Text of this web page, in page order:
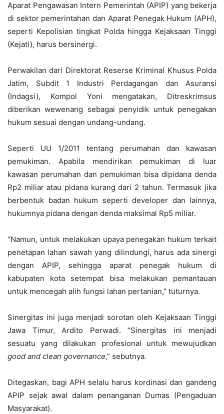
Aparat Pengawasan Intern Pemerintah (APIP) yang bekerja
di sektor pemerintahan dan Aparat Penegak Hukum (APH),
seperti Kepolisian tingkat Polda hingga Kejaksaan Tinggi
(Kejati), harus bersinergi.
Perwakilan dari Direktorat Reserse Kriminal Khusus Polda
Jatim, Subdit 1 Industri Perdagangan dan Asuransi
(Indagsi), Kompol Yoni mengatakan, Ditreskrimsus
diberikan wewenang sebagai penyidik untuk penegakan
hukum sesuai dengan undang-undang.
Seperti UU 1/2011 tentang perumahan dan kawasan
pemukiman. Apabila mendirikan pemukiman di luar
kawasan perumahan dan pemukiman bisa dipidana denda
Rp2 miliar atau pidana kurang dari 2 tahun. Termasuk jika
berbentuk badan hukum seperti developer dan lainnya,
hukumnya pidana dengan denda maksimal Rp5 miliar.
“Namun, untuk melakukan upaya penegakan hukum terkait
penetapan lahan sawah yang dilindungi, harus ada sinergi
dengan APIP, sehingga aparat penegak hukum di
kabupaten kota setempat bisa melakukan pemantauan
untuk mencegah alih fungsi lahan pertanian,” tuturnya.
Sinergitas ini juga menjadi sorotan oleh Kejaksaan Tinggi
Jawa Timur, Ardito Perwadi. “Sinergitas ini menjadi
sesuatu yang dilakukan profesional untuk mewujudkan
good and clean governance,” sebutnya.
Ditegaskan, bagi APH selalu harus kordinasi dan gandeng
APIP sejak awal dalam penanganan Dumas (Pengaduan
Masyarakat).